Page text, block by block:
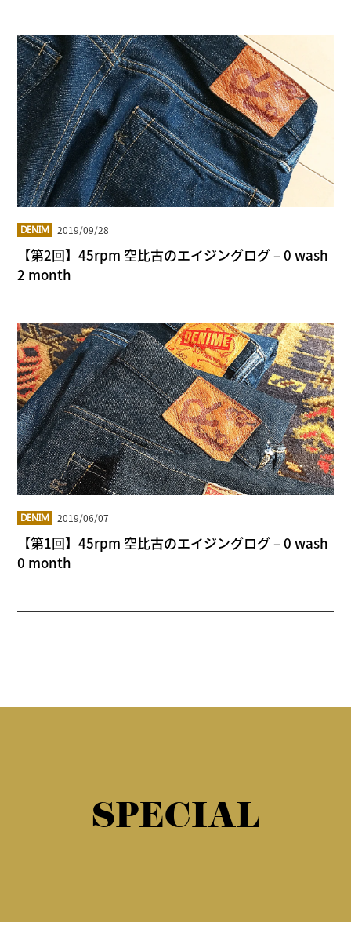
DENIM 2019/09/28
【第2回】45rpm 空比古のエイジングログ – 0 wash
2 month
DENIM 2019/06/07
【第1回】45rpm 空比古のエイジングログ – 0 wash
0 month
SPECIAL